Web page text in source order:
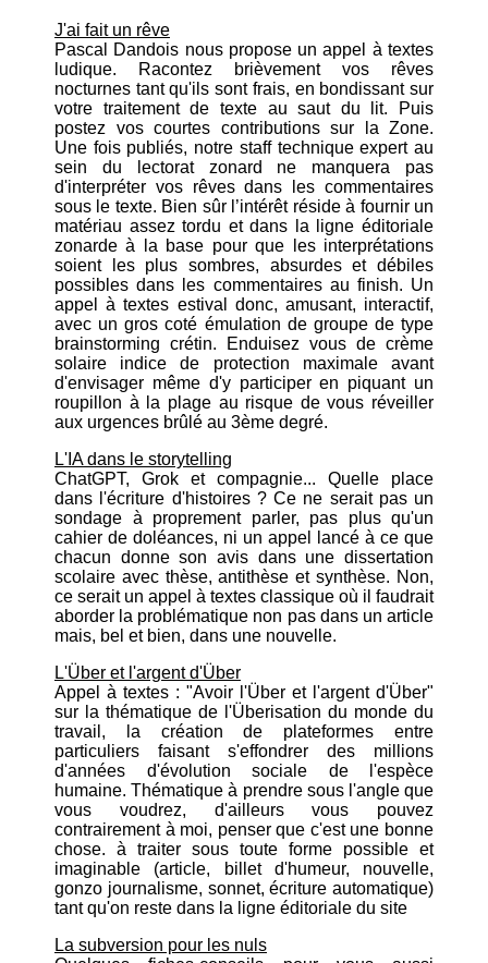
J'ai fait un rêve
Pascal Dandois nous propose un appel à textes
ludique. Racontez brièvement vos rêves
nocturnes tant qu'ils sont frais, en bondissant sur
votre traitement de texte au saut du lit. Puis
postez vos courtes contributions sur la Zone.
Une fois publiés, notre staff technique expert au
sein du lectorat zonard ne manquera pas
d'interpréter vos rêves dans les commentaires
sous le texte. Bien sûr l’intérêt réside à fournir un
matériau assez tordu et dans la ligne éditoriale
zonarde à la base pour que les interprétations
soient les plus sombres, absurdes et débiles
possibles dans les commentaires au finish. Un
appel à textes estival donc, amusant, interactif,
avec un gros coté émulation de groupe de type
brainstorming crétin. Enduisez vous de crème
solaire indice de protection maximale avant
d'envisager même d'y participer en piquant un
roupillon à la plage au risque de vous réveiller
aux urgences brûlé au 3ème degré.
L'IA dans le storytelling
ChatGPT, Grok et compagnie... Quelle place
dans l'écriture d'histoires ? Ce ne serait pas un
sondage à proprement parler, pas plus qu'un
cahier de doléances, ni un appel lancé à ce que
chacun donne son avis dans une dissertation
scolaire avec thèse, antithèse et synthèse. Non,
ce serait un appel à textes classique où il faudrait
aborder la problématique non pas dans un article
mais, bel et bien, dans une nouvelle.
L'Über et l'argent d'Über
Appel à textes : "Avoir l'Über et l'argent d'Über"
sur la thématique de l'Überisation du monde du
travail, la création de plateformes entre
particuliers faisant s'effondrer des millions
d'années d'évolution sociale de l'espèce
humaine. Thématique à prendre sous l'angle que
vous voudrez, d'ailleurs vous pouvez
contrairement à moi, penser que c'est une bonne
chose. à traiter sous toute forme possible et
imaginable (article, billet d'humeur, nouvelle,
gonzo journalisme, sonnet, écriture automatique)
tant qu'on reste dans la ligne éditoriale du site
La subversion pour les nuls